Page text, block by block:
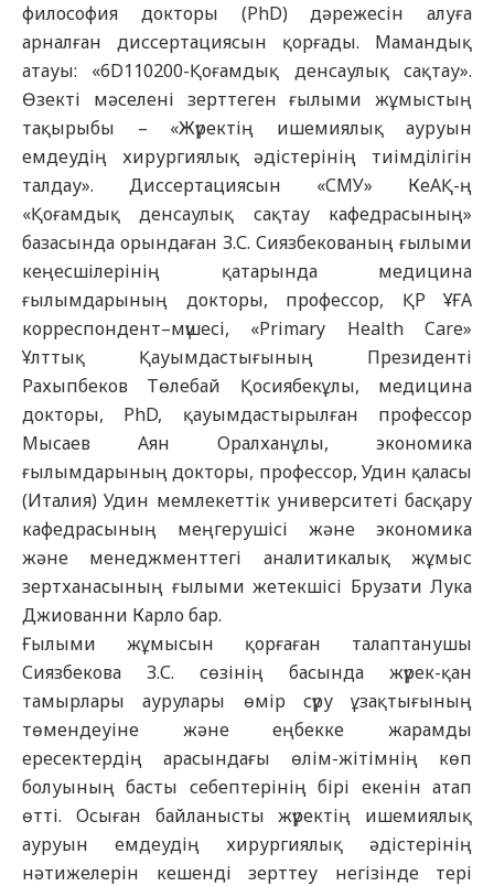
философия докторы (PhD) дәрежесін алуға
арналған диссертациясын қорғады. Мамандық
атауы: «6D110200-Қоғамдық денсаулық сақтау».
Өзекті мәселені зерттеген ғылыми жұмыстың
тақырыбы – «Жүректің ишемиялық ауруын
емдеудің хирургиялық әдістерінің тиімділігін
талдау». Диссертациясын «СМУ» КеАҚ-ң
«Қоғамдық денсаулық сақтау кафедрасының»
базасында орындаған З.С. Сиязбекованың ғылыми
кеңесшілерінің қатарында медицина
ғылымдарының докторы, профессор, ҚР ҰҒА
корреспондент–мүшесі, «Primary Health Care»
Ұлттық Қауымдастығының Президенті
Рахыпбеков Төлебай Қосиябекұлы, медицина
докторы, PhD, қауымдастырылған профессор
Мысаев Аян Оралханұлы, экономика
ғылымдарының докторы, профессор, Удин қаласы
(Италия) Удин мемлекеттік университеті басқару
кафедрасының меңгерушісі және экономика
және менеджменттегі аналитикалық жұмыс
зертханасының ғылыми жетекшісі Брузати Лука
Джиованни Карло бар.
Ғылыми жұмысын қорғаған талаптанушы
Сиязбекова З.С. сөзінің басында жүрек-қан
тамырлары аурулары өмір сүру ұзақтығының
төмендеуіне және еңбекке жарамды
ересектердің арасындағы өлім-жітімнің көп
болуының басты себептерінің бірі екенін атап
өтті. Осыған байланысты жүректің ишемиялық
ауруын емдеудің хирургиялық әдістерінің
нәтижелерін кешенді зерттеу негізінде тері